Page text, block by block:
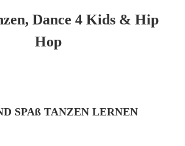
Dance 4 Kids & Hip
Hop
SPAß TANZEN LERNEN